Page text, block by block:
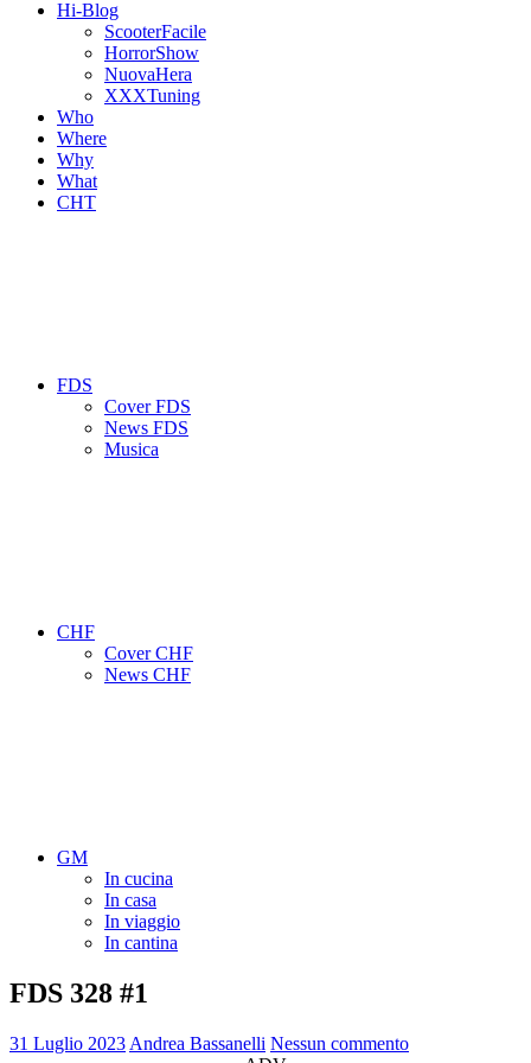
Hi-Blog
ScooterFacile
HorrorShow
NuovaHera
XXXTuning
Who
Where
Why
What
CHT
FDS
Cover FDS
News FDS
Musica
CHF
Cover CHF
News CHF
GM
In cucina
In casa
In viaggio
In cantina
FDS 328 #1
31 Luglio 2023 Andrea Bassanelli Nessun commento